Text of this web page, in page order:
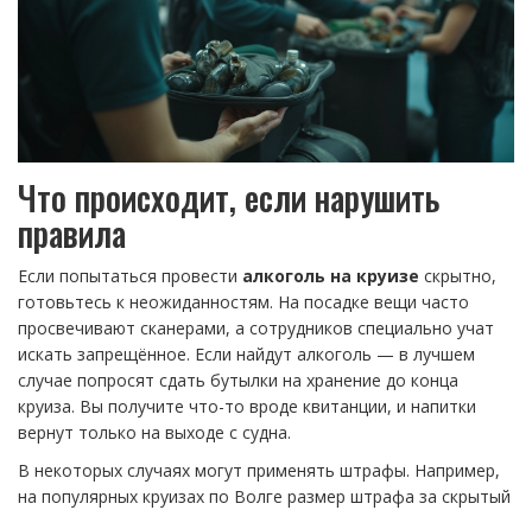
Что происходит, если нарушить
правила
Если попытаться провести алкоголь на круизе скрытно,
готовьтесь к неожиданностям. На посадке вещи часто
просвечивают сканерами, а сотрудников специально учат
искать запрещённое. Если найдут алкоголь — в лучшем
случае попросят сдать бутылки на хранение до конца
круиза. Вы получите что-то вроде квитанции, и напитки
вернут только на выходе с судна.
В некоторых случаях могут применять штрафы. Например,
на популярных круизах по Волге размер штрафа за скрытый